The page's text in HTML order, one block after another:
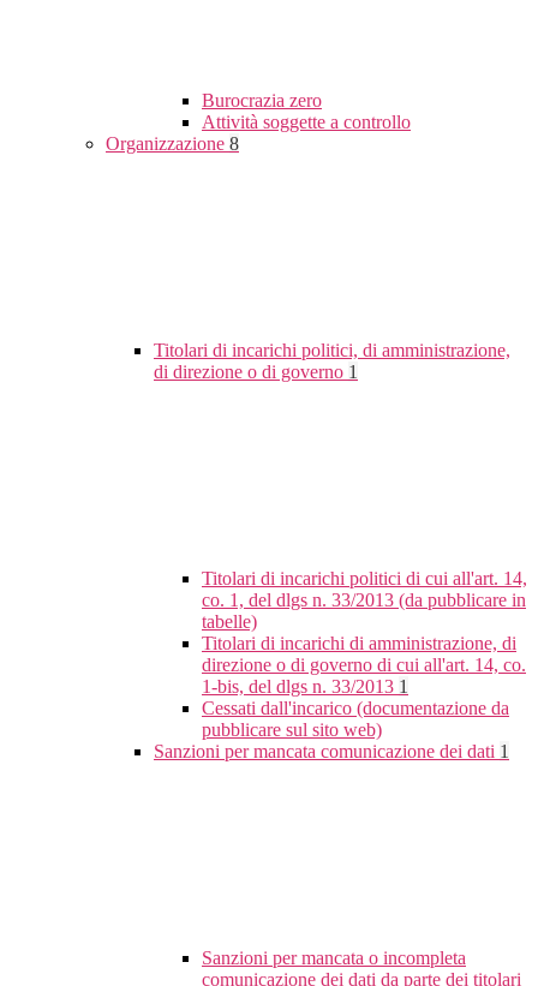
Burocrazia zero
Attività soggette a controllo
Organizzazione 8
Titolari di incarichi politici, di amministrazione,
di direzione o di governo 1
Titolari di incarichi politici di cui all'art. 14,
co. 1, del dlgs n. 33/2013 (da pubblicare in
tabelle)
Titolari di incarichi di amministrazione, di
direzione o di governo di cui all'art. 14, co.
1-bis, del dlgs n. 33/2013 1
Cessati dall'incarico (documentazione da
pubblicare sul sito web)
Sanzioni per mancata comunicazione dei dati 1
Sanzioni per mancata o incompleta
comunicazione dei dati da parte dei titolari